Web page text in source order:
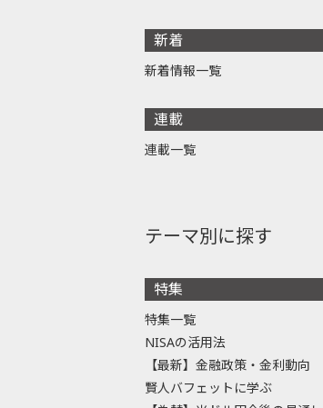
新着
新着情報一覧
連載
連載一覧
テーマ別に探す
特集
特集一覧
NISAの活用法
【最新】金融政策・金利動向
賢人バフェットに学ぶ